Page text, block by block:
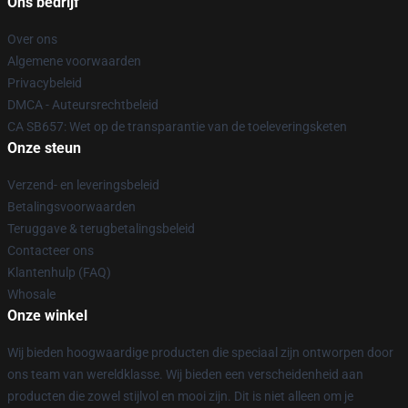
Over ons
Algemene voorwaarden
Privacybeleid
DMCA - Auteursrechtbeleid
CA SB657: Wet op de transparantie van de toeleveringsketen
Onze steun
Verzend- en leveringsbeleid
Betalingsvoorwaarden
Teruggave & terugbetalingsbeleid
Contacteer ons
Klantenhulp (FAQ)
Whosale
Onze winkel
Wij bieden hoogwaardige producten die speciaal zijn ontworpen door
ons team van wereldklasse. Wij bieden een verscheidenheid aan
producten die zowel stijlvol en mooi zijn. Dit is niet alleen om je